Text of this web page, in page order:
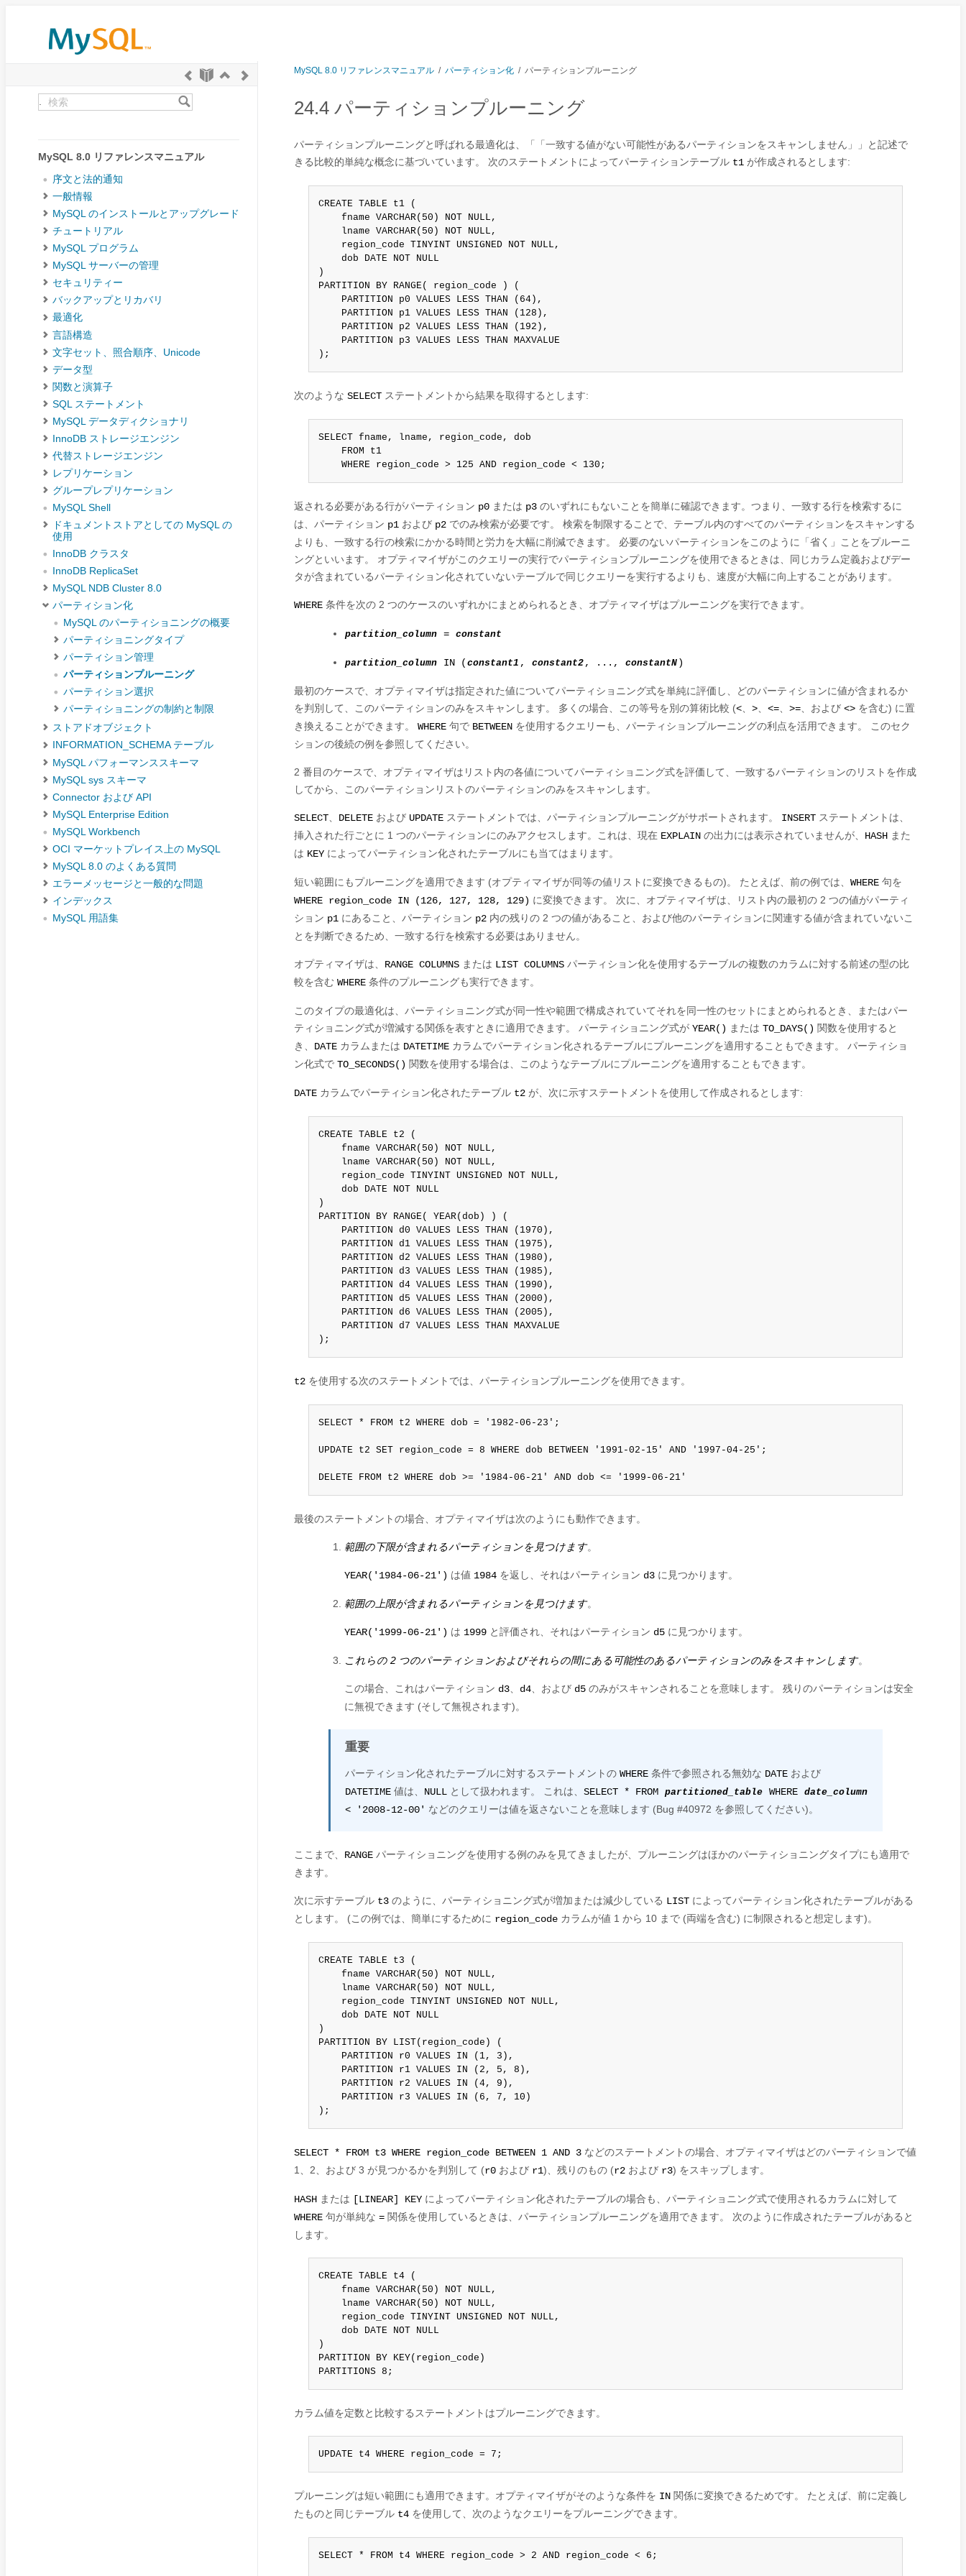
MySQL 8.0 リファレンスマニュアル
序文と法的通知
一般情報
MySQL のインストールとアップグレード
チュートリアル
MySQL プログラム
MySQL サーバーの管理
セキュリティー
バックアップとリカバリ
最適化
言語構造
文字セット、照合順序、Unicode
データ型
関数と演算子
SQL ステートメント
MySQL データディクショナリ
InnoDB ストレージエンジン
代替ストレージエンジン
レプリケーション
グループレプリケーション
MySQL Shell
ドキュメントストアとしての MySQL の
使用
InnoDB クラスタ
InnoDB ReplicaSet
MySQL NDB Cluster 8.0
パーティション化
MySQL のパーティショニングの概要
パーティショニングタイプ
パーティション管理
パーティションプルーニング
パーティション選択
パーティショニングの制約と制限
ストアドオブジェクト
INFORMATION_SCHEMA テーブル
MySQL パフォーマンススキーマ
MySQL sys スキーマ
Connector および API
MySQL Enterprise Edition
MySQL Workbench
OCI マーケットプレイス上の MySQL
MySQL 8.0 のよくある質問
エラーメッセージと一般的な問題
インデックス
MySQL 用語集
MySQL 8.0 リファレンスマニュアル / パーティション化 / パーティションプルーニング
24.4 パーティションプルーニング
パーティションプルーニングと呼ばれる最適化は、 「 「一致する値がない可能性があるパーティションをスキャンしません」 」
と記述で
きる比較的単純な概念に基づいています。 次のステートメントによってパーティションテーブル t1 が作成されるとします:
CREATE TABLE t1 (
    fname VARCHAR(50) NOT NULL,
    lname VARCHAR(50) NOT NULL,
    region_code TINYINT UNSIGNED NOT NULL,
    dob DATE NOT NULL
)
PARTITION BY RANGE( region_code ) (
    PARTITION p0 VALUES LESS THAN (64),
    PARTITION p1 VALUES LESS THAN (128),
    PARTITION p2 VALUES LESS THAN (192),
    PARTITION p3 VALUES LESS THAN MAXVALUE
);
次のような SELECT ステートメントから結果を取得するとします:
SELECT fname, lname, region_code, dob
    FROM t1
    WHERE region_code > 125 AND region_code < 130;
返される必要がある行がパーティション p0 または p3 のいずれにもないことを簡単に確認できます。つまり、一致する行を検索するに
は、パーティション p1 および p2 でのみ検索が必要です。 検索を制限することで、テーブル内のすべてのパーティションをスキャンする
よりも、一致する行の検索にかかる時間と労力を大幅に削減できます。 必要のないパーティションをこのように
「 省く 」 ことをプルーニ
ングといいます。 オプティマイザがこのクエリーの実行でパーティションプルーニングを使用できるときは、同じカラム定義およびデー
タが含まれているパーティション化されていないテーブルで同じクエリーを実行するよりも、速度が大幅に向上することがあります。
WHERE 条件を次の 2 つのケースのいずれかにまとめられるとき、オプティマイザはプルーニングを実行できます。
partition_column = constant
partition_column IN ( constant1 , constant2 , ..., constantN )
最初のケースで、オプティマイザは指定された値についてパーティショニング式を単純に評価し、どのパーティションに値が含まれるか
を判別して、このパーティションのみをスキャンします。 多くの場合、この等号を別の算術比較 (< > <= >= 、および <> を含む) に置
き換えることができます。 WHERE 句で BETWEEN を使用するクエリーも、パーティションプルーニングの利点を活用できます。 このセク
ションの後続の例を参照してください。
2 番目のケースで、オプティマイザはリスト内の各値についてパーティショニング式を評価して、一致するパーティションのリストを作成
してから、このパーティションリストのパーティションのみをスキャンします。
SELECT DELETE および UPDATE ステートメントでは、パーティションプルーニングがサポートされます。 INSERT ステートメントは、
挿入された行ごとに 1 つのパーティションにのみアクセスします。これは、現在 EXPLAIN の出力には表示されていませんが、 HASH また
は KEY によってパーティション化されたテーブルにも当てはまります。
短い範囲にもプルーニングを適用できます (オプティマイザが同等の値リストに変換できるもの)。 たとえば、前の例では、 WHERE 句を
WHERE region_code IN (126, 127, 128, 129) に変換できます。 次に、オプティマイザは、リスト内の最初の 2 つの値がパーティ
ション p1 にあること、パーティション p2 内の残りの 2 つの値があること、および他のパーティションに関連する値が含まれていないこ
とを判断できるため、一致する行を検索する必要はありません。
オプティマイザは、 RANGE COLUMNS または LIST COLUMNS パーティション化を使用するテーブルの複数のカラムに対する前述の型の比
較を含む WHERE 条件のプルーニングも実行できます。
このタイプの最適化は、パーティショニング式が同一性や範囲で構成されていてそれを同一性のセットにまとめられるとき、またはパー
ティショニング式が増減する関係を表すときに適用できます。 パーティショニング式が YEAR() または TO_DAYS() 関数を使用すると
き、 DATE カラムまたは DATETIME カラムでパーティション化されるテーブルにプルーニングを適用することもできます。 パーティショ
ン化式で TO_SECONDS() 関数を使用する場合は、このようなテーブルにプルーニングを適用することもできます。
DATE カラムでパーティション化されたテーブル t2 が、次に示すステートメントを使用して作成されるとします:
CREATE TABLE t2 (
    fname VARCHAR(50) NOT NULL,
    lname VARCHAR(50) NOT NULL,
    region_code TINYINT UNSIGNED NOT NULL,
    dob DATE NOT NULL
)
PARTITION BY RANGE( YEAR(dob) ) (
    PARTITION d0 VALUES LESS THAN (1970),
    PARTITION d1 VALUES LESS THAN (1975),
    PARTITION d2 VALUES LESS THAN (1980),
    PARTITION d3 VALUES LESS THAN (1985),
    PARTITION d4 VALUES LESS THAN (1990),
    PARTITION d5 VALUES LESS THAN (2000),
    PARTITION d6 VALUES LESS THAN (2005),
    PARTITION d7 VALUES LESS THAN MAXVALUE
);
t2 を使用する次のステートメントでは、パーティションプルーニングを使用できます。
SELECT * FROM t2 WHERE dob = '1982-06-23';
UPDATE t2 SET region_code = 8 WHERE dob BETWEEN '1991-02-15' AND '1997-04-25';
DELETE FROM t2 WHERE dob >= '1984-06-21' AND dob <= '1999-06-21'
最後のステートメントの場合、オプティマイザは次のようにも動作できます。
範囲の下限が含まれるパーティションを見つけます。
YEAR('1984-06-21') は値 1984 を返し、それはパーティション d3 に見つかります。
範囲の上限が含まれるパーティションを見つけます。
YEAR('1999-06-21') は 1999 と評価され、それはパーティション d5 に見つかります。
これらの 2 つのパーティションおよびそれらの間にある可能性のあるパーティションのみをスキャンします。
この場合、これはパーティション d3 d4 、および d5 のみがスキャンされることを意味します。 残りのパーティションは安全
に無視できます (そして無視されます)。
重要
パーティション化されたテーブルに対するステートメントの WHERE 条件で参照される無効な DATE および
DATETIME 値は、 NULL として扱われます。 これは、 SELECT * FROM partitioned_table WHERE date_column
< '2008-12-00' などのクエリーは値を返さないことを意味します (Bug #40972 を参照してください)。
ここまで、 RANGE パーティショニングを使用する例のみを見てきましたが、プルーニングはほかのパーティショニングタイプにも適用で
きます。
次に示すテーブル t3 のように、パーティショニング式が増加または減少している LIST によってパーティション化されたテーブルがある
とします。 (この例では、簡単にするために region_code カラムが値 1 から 10 まで (両端を含む) に制限されると想定します)。
CREATE TABLE t3 (
    fname VARCHAR(50) NOT NULL,
    lname VARCHAR(50) NOT NULL,
    region_code TINYINT UNSIGNED NOT NULL,
    dob DATE NOT NULL
)
PARTITION BY LIST(region_code) (
    PARTITION r0 VALUES IN (1, 3),
    PARTITION r1 VALUES IN (2, 5, 8),
    PARTITION r2 VALUES IN (4, 9),
    PARTITION r3 VALUES IN (6, 7, 10)
);
SELECT * FROM t3 WHERE region_code BETWEEN 1 AND 3 などのステートメントの場合、オプティマイザはどのパーティションで値
1、2、および 3 が見つかるかを判別して (r0 および r1)、残りのもの (r2 および r3) をスキップします。
HASH または [LINEAR] KEY によってパーティション化されたテーブルの場合も、パーティショニング式で使用されるカラムに対して
WHERE 句が単純な = 関係を使用しているときは、パーティションプルーニングを適用できます。 次のように作成されたテーブルがあると
します。
CREATE TABLE t4 (
    fname VARCHAR(50) NOT NULL,
    lname VARCHAR(50) NOT NULL,
    region_code TINYINT UNSIGNED NOT NULL,
    dob DATE NOT NULL
)
PARTITION BY KEY(region_code)
PARTITIONS 8;
カラム値を定数と比較するステートメントはプルーニングできます。
UPDATE t4 WHERE region_code = 7;
プルーニングは短い範囲にも適用できます。オプティマイザがそのような条件を IN 関係に変換できるためです。 たとえば、前に定義し
たものと同じテーブル t4 を使用して、次のようなクエリーをプルーニングできます。
SELECT * FROM t4 WHERE region_code > 2 AND region_code < 6;